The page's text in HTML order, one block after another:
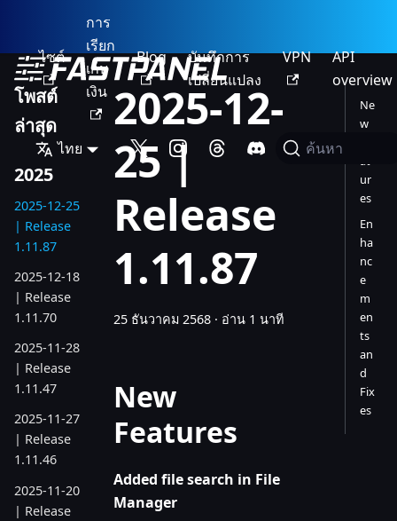
ไซต์
การ
เรียก
เก็บ
เงิน
Blog
บันทึกการ
เปลี่ยนแปลง
VPN
API
overview
ไทย ค้นหา
โพสต์
ล่าสุด
2025
2025-12-25
| Release
1.11.87
2025-12-18
| Release
1.11.70
2025-11-28
| Release
1.11.47
2025-11-27
| Release
1.11.46
2025-11-20
| Release
2025-12-
25 |
Release
1.11.87
25 ธันวาคม 2568 · อ่าน 1 นาที
New
Features
Added file search in File
Manager
Ne
w
at
ur
es
En
ha
nc
e
m
en
ts
an
d
Fix
es